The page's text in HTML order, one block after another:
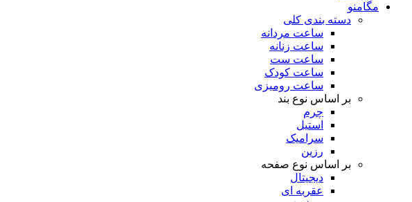
مگامنو
دسته بندی کلی
ساعت مردانه
ساعت زنانه
ساعت ست
ساعت کودک
ساعت رومیزی
بر اساس نوع بند
چرم
استیل
سرامیک
رزین
بر اساس نوع صفحه
دیجیتال
عقربه ای